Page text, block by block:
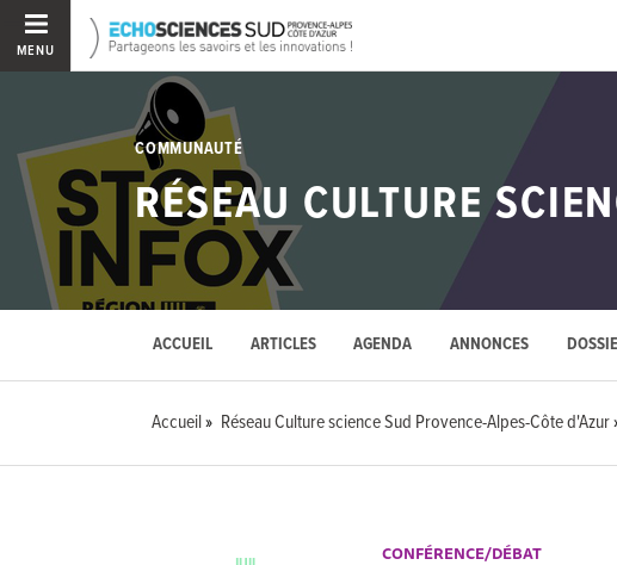
MENU
COMMUNAUTÉ
RÉSEAU CULTURE
ACCUEIL ARTICLES AGENDA ANNONCES
Accueil Réseau Culture science Sud Provence-Alpes-Côte d'Azur
CONFÉRENCE/DÉBAT